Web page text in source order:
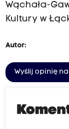
Wąchała-
Kultury w
Autor:
Wyślij opinię